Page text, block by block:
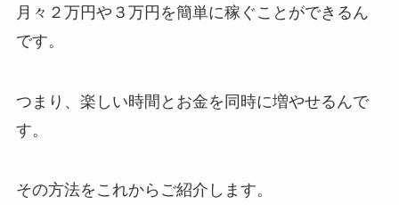
月々２万円や３万円を簡単に稼ぐことができるん
です。
つまり、楽しい時間とお金を同時に増やせるんで
す。
その方法をこれからご紹介します。